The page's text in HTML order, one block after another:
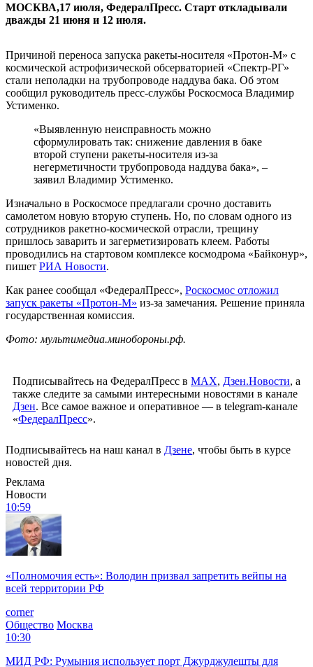
МОСКВА,17 июля, ФедералПресс. Старт откладывали
дважды 21 июня и 12 июля.
Причиной переноса запуска ракеты-носителя «Протон-М» c
космической астрофизической обсерваторией «Спектр-РГ»
стали неполадки на трубопроводе наддува бака. Об этом
сообщил руководитель пресс-службы Роскосмоса Владимир
Устименко.
«Выявленную неисправность можно
сформулировать так: снижение давления в баке
второй ступени ракеты-носителя из-за
негерметичности трубопровода наддува бака», –
заявил Владимир Устименко.
Изначально в Роскосмосе предлагали срочно доставить
самолетом новую вторую ступень. Но, по словам одного из
сотрудников ракетно-космической отрасли, трещину
пришлось заварить и загерметизировать клеем. Работы
проводились на стартовом комплексе космодрома «Байконур»,
пишет РИА Новости.
Как ранее сообщал «ФедералПресс», Роскосмос отложил
запуск ракеты «Протон-М» из-за замечания. Решение приняла
государственная комиссия.
Фото: мультимедиа.минобороны.рф.
Подписывайтесь на ФедералПресс в МАХ, Дзен.Новости, а
также следите за самыми интересными новостями в канале
Дзен. Все самое важное и оперативное — в telegram-канале
«ФедералПресс».
Подписывайтесь на наш канал в Дзене, чтобы быть в курсе
новостей дня.
Реклама
Новости
10:59
«Полномочия есть»: Володин призвал запретить вейпы на
всей территории РФ
corner
Общество Москва
10:30
МИД РФ: Румыния использует порт Джурджулешты для